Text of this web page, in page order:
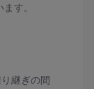
す。
継ぎの間